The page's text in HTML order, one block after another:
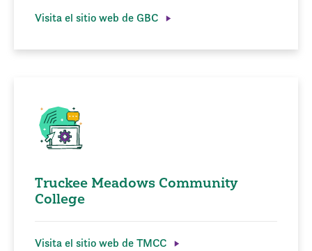
Visita el sitio web de GBC
Truckee Meadows Community
College
Visita el sitio web de TMCC